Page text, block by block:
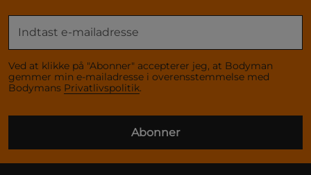
Ved at klikke på "Abonner" accepterer jeg, at Bodyman
gemmer min e-mailadresse i overensstemmelse med
Bodymans Privatlivspolitik.
Abonner